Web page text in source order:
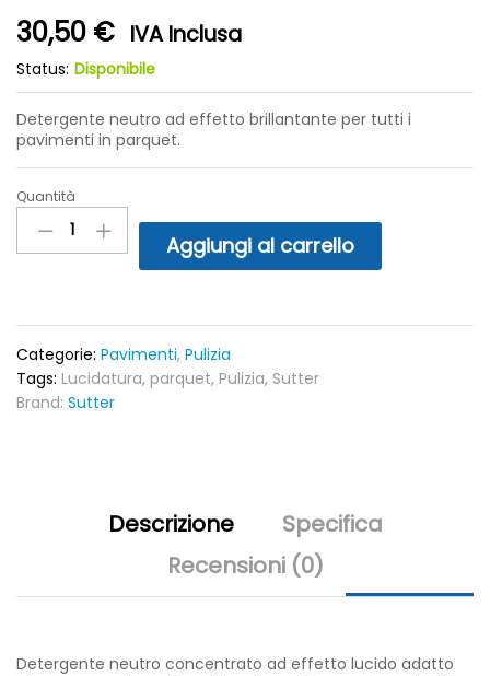
30,50 € IVA Inclusa
Status: Disponibile
Detergente neutro ad effetto brillantante per tutti i
pavimenti in parquet.
Sutter
Parquet
Clean
neutro
ad
effetto
brillantante
Quantità
Aggiungi al carrello
Categorie: Pavimenti, Pulizia
Tags: Lucidatura, parquet, Pulizia, Sutter
Brand: Sutter
Descrizione
Specifica
Recensioni (0)
Detergente neutro concentrato ad effetto lucido adatto